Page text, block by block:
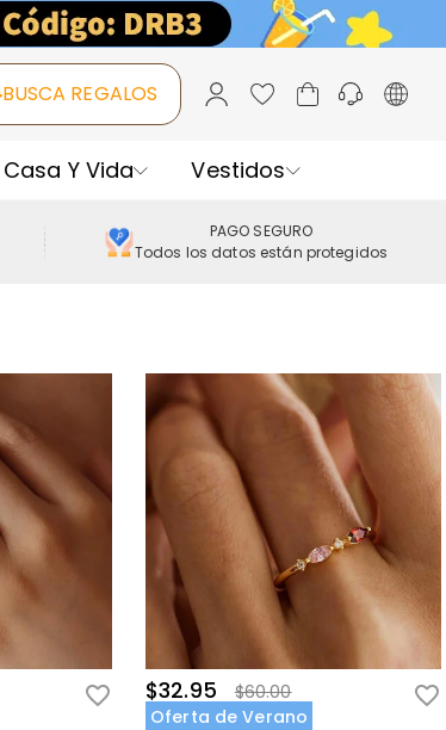
BUSCA REGALOS
Casa Y Vida Vestidos
PAGO SEGURO
Todos los datos están protegidos
$32.95
$60.00
Oferta de Verano